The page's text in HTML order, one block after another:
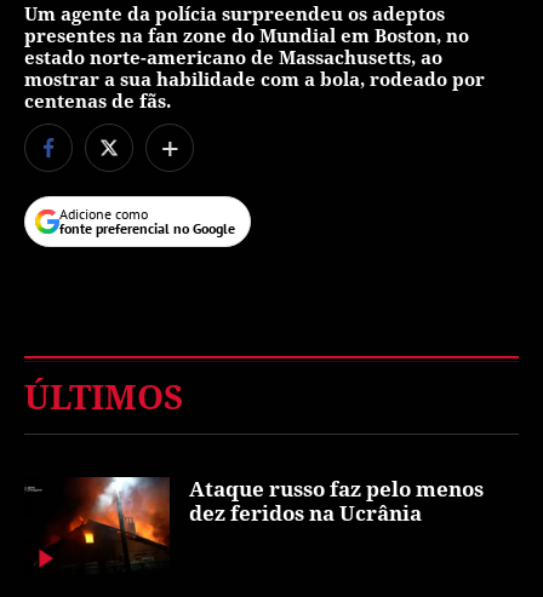
Um agente da polícia surpreendeu os adeptos
presentes na fan zone do Mundial em Boston, no
estado norte-americano de Massachusetts, ao
mostrar a sua habilidade com a bola, rodeado por
centenas de fãs.
+
Adicione como
fonte preferencial no Google
ÚLTIMOS
Ataque russo faz pelo menos
dez feridos na Ucrânia